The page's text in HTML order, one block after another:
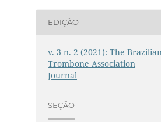
EDIÇÃO
v. 3 n. 2 (2021): The
Trombone Association
Journal
SEÇÃO